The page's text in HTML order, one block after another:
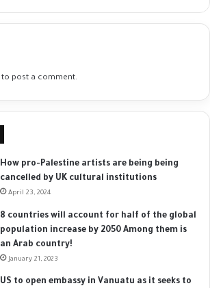
to post a comment.
How pro-Palestine artists are being being
cancelled by UK cultural institutions
April 23, 2024
8 countries will account for half of the global
population increase by 2050 Among them is
an Arab country!
January 21, 2023
US to open embassy in Vanuatu as it seeks to